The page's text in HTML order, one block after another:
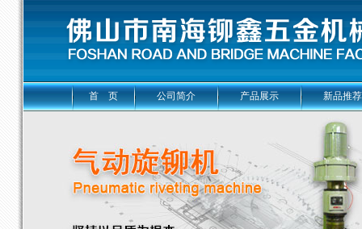
首 页 公司简介 产品展示 新品推荐